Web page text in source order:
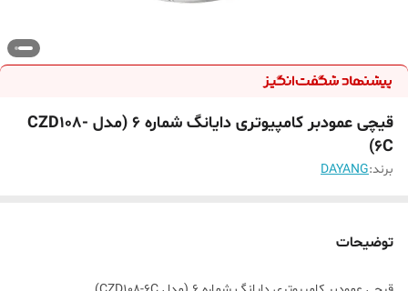
قیچی عمودبر کامپیوتری دایانگ شماره ۶ (مدل CZD108-
6C)
برند:DAYANG
توضیحات